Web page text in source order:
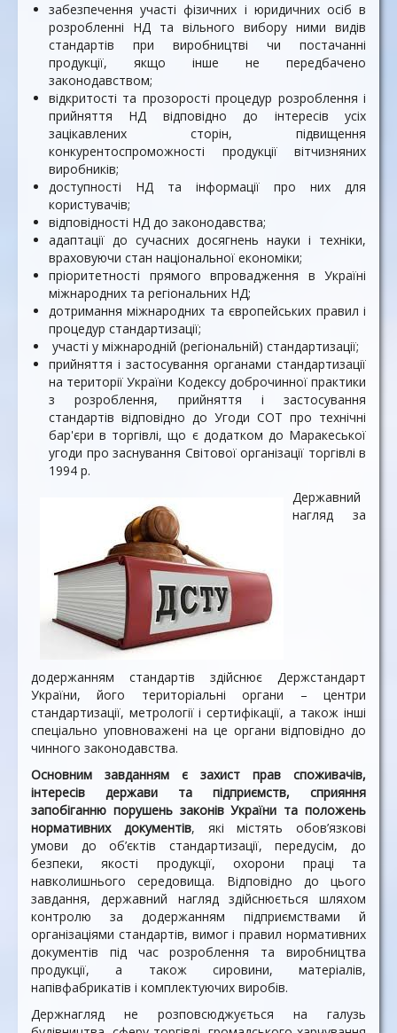
забезпечення участі фізичних і юридичних осіб в
розробленні НД та вільного вибору ними видів
стандартів при виробництві чи постачанні
продукції, якщо інше не передбачено
законодавством;
відкритості та прозорості процедур розроблення і
прийняття НД відповідно до інтересів усіх
зацікавлених сторін, підвищення
конкурентоспроможності продукції вітчизняних
виробників;
доступності НД та інформації про них для
користувачів;
відповідності НД до законодавства;
адаптації до сучасних досягнень науки і техніки,
враховуючи стан національної економіки;
пріоритетності прямого впровадження в Україні
міжнародних та регіональних НД;
дотримання міжнародних та європейських правил і
процедур стандартизації;
участі у міжнародній (регіональній) стандартизації;
прийняття і застосування органами стандартизації
на території України Кодексу доброчинної практики
з розроблення, прийняття і застосування
стандартів відповідно до Угоди COT про технічні
бар'єри в торгівлі, що є додатком до Маракеської
угоди про заснування Світової організації торгівлі в
1994 р.
Державний
нагляд за
додержанням стандартів здійснює Держстандарт
України, його територіальні органи – центри
стандартизації, метрології і сертифікації, а також інші
спеціально уповноважені на це органи відповідно до
чинного законодавства.
Основним завданням є захист прав споживачів,
інтересів держави та підприємств, сприяння
запобіганню порушень законів України та положень
нормативних документів, які містять обов’язкові
умови до об’єктів стандартизації, передусім, до
безпеки, якості продукції, охорони праці та
навколишнього середовища. Відповідно до цього
завдання, державний нагляд здійснюється шляхом
контролю за додержанням підприємствами й
організаціями стандартів, вимог і правил нормативних
документів під час розроблення та виробництва
продукції, а також сировини, матеріалів,
напівфабрикатів і комплектуючих виробів.
Держнагляд не розповсюджується на галузь